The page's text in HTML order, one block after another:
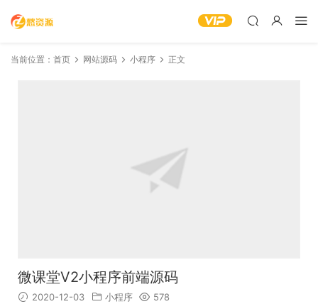
当前位置： 首页 网站源码 小程序 正文
微课堂V2小程序前端源码
2020-12-03 小程序 578